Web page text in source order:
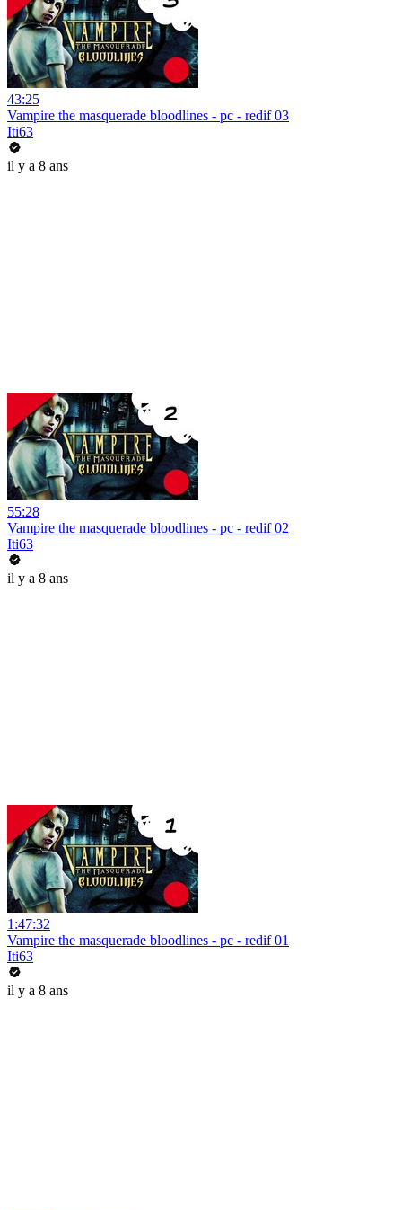
43:25
Vampire the masquerade bloodlines - pc - redif 03
Iti63
il y a 8 ans
55:28
Vampire the masquerade bloodlines - pc - redif 02
Iti63
il y a 8 ans
1:47:32
Vampire the masquerade bloodlines - pc - redif 01
Iti63
il y a 8 ans